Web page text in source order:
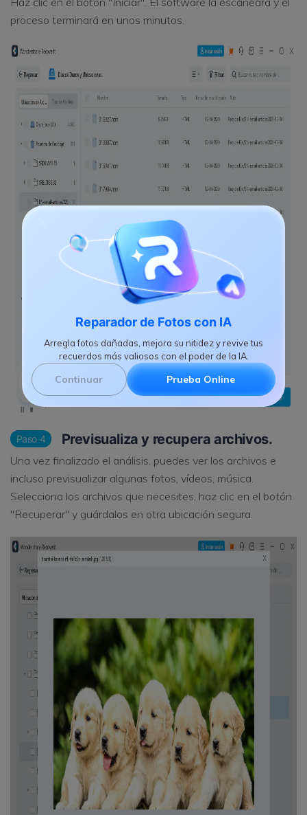
Reparador de Fotos con IA
Arregla fotos dañadas, mejora su nitidez y revive tus
recuerdos más valiosos con el poder de la IA.
Continuar Prueba Online
proceso terminará en unos minutos.
Paso 4 Previsualiza y recupera archivos.
Una vez finalizado el análisis, puedes ver los archivos e
incluso previsualizar algunas fotos, vídeos, música.
Selecciona los archivos que necesites, haz clic en el botón
"Recuperar" y guárdalos en otra ubicación segura.